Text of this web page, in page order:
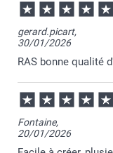
gerard.picart,
30/01/2026
RAS bonne qualité
Fontaine,
20/01/2026